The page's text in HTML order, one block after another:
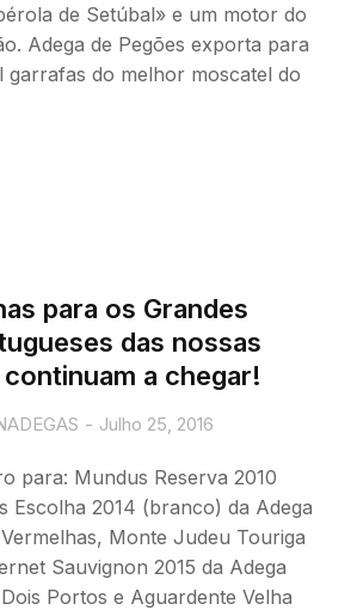
de Setúbal» e um motor do
Adega de Pegões exporta para
garrafas do melhor moscatel do
para os Grandes
das nossas
a chegar!
Julho 25, 2016
para: Mundus Reserva 2010
Escolha 2014 (branco) da Adega
Monte Judeu Touriga
Sauvignon 2015 da Adega
Portos e Aguardente Velha